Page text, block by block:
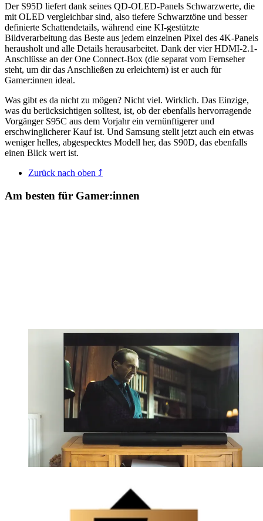
Der S95D liefert dank seines QD-OLED-Panels Schwarzwerte, die
mit OLED vergleichbar sind, also tiefere Schwarztöne und besser
definierte Schattendetails, während eine KI-gestützte
Bildverarbeitung das Beste aus jedem einzelnen Pixel des 4K-Panels
herausholt und alle Details herausarbeitet. Dank der vier HDMI-2.1-
Anschlüsse an der One Connect-Box (die separat vom Fernseher
steht, um dir das Anschließen zu erleichtern) ist er auch für
Gamer:innen ideal.
Was gibt es da nicht zu mögen? Nicht viel. Wirklich. Das Einzige,
was du berücksichtigen solltest, ist, ob der ebenfalls hervorragende
Vorgänger S95C aus dem Vorjahr ein vernünftigerer und
erschwinglicherer Kauf ist. Und Samsung stellt jetzt auch ein etwas
weniger helles, abgespecktes Modell her, das S90D, das ebenfalls
einen Blick wert ist.
Zurück nach oben ⤴
Am besten für Gamer:innen